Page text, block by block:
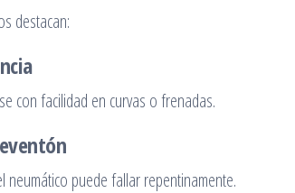
destacan:
con facilidad en curvas o frenadas.
neumático puede fallar repentinamente.